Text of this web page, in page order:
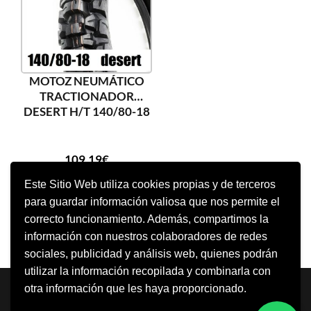
Este Sitio Web utiliza cookies propias y de terceros
para guardar información valiosa que nos permite el
correcto funcionamiento. Además, compartimos la
información con nuestros colaboradores de redes
sociales, publicidad y análisis web, quienes podrán
utilizar la información recopilada y combinarla con
otra información que les haya proporcionado.
MOTOZ NEUMÁTICO
TRACTIONADOR
DESERT H/T 140/80-18
109,19€
AÑADIR AL CARRITO
Neve | Funciona gracias a WordPress